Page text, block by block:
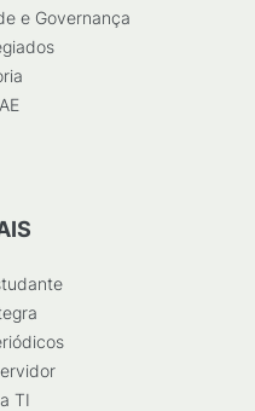
e Governança
TI